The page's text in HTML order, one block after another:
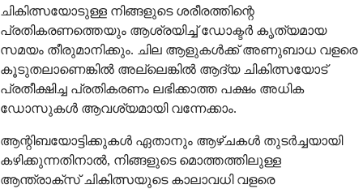
ചികിത്സയോടുള്ള നിങ്ങളുടെ ശരീരത്തിന്റെ
പ്രതികരണത്തെയും ആശ്രയിച്ച് ഡോക്ടർ കൃത്യമായ
സമയം തീരുമാനിക്കും. ചില ആളുകൾക്ക് അണുബാധ വളരെ
കൂടുതലാണെങ്കിൽ അല്ലെങ്കിൽ ആദ്യ ചികിത്സയോട്
പ്രതീക്ഷിച്ച പ്രതികരണം ലഭിക്കാത്ത പക്ഷം അധിക
ഡോസുകൾ ആവശ്യമായി വന്നേക്കാം.
ആന്റിബയോട്ടിക്കുകൾ ഏതാനും ആഴ്ചകൾ തുടർച്ചയായി
കഴിക്കുന്നതിനാൽ, നിങ്ങളുടെ മൊത്തത്തിലുള്ള
ആന്ത്രാക്സ് ചികിത്സയുടെ കാലാവധി വളരെ